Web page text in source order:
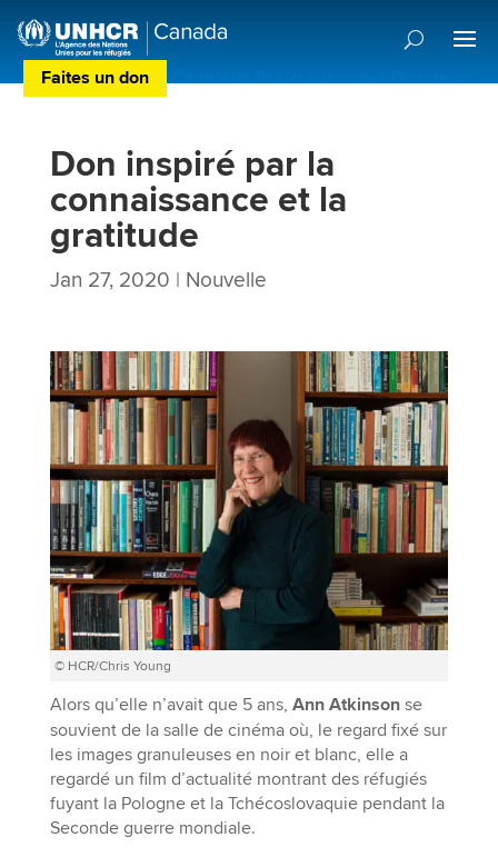
Faites un don Centre de Préférences des Donateurs
Don inspiré par la
connaissance et la
gratitude
Jan 27, 2020 | Nouvelle
© HCR/Chris Young
Alors qu’elle n’avait que 5 ans, Ann Atkinsonse
souvient de la salle de cinéma où, le regard fixé sur
les images granuleuses en noir et blanc, elle a
regardé un film d’actualité montrant des réfugiés
fuyant la Pologne et la Tchécoslovaquie pendant la
Seconde guerre mondiale.